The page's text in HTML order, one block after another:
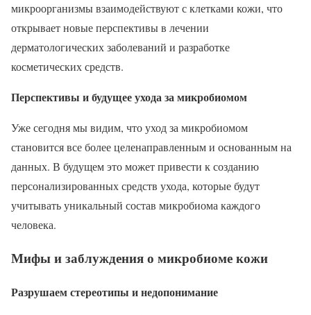
микроорганизмы взаимодействуют с клетками кожи, что
открывает новые перспективы в лечении
дерматологических заболеваний и разработке
косметических средств.
Перспективы и будущее ухода за микробиомом
Уже сегодня мы видим, что уход за микробиомом
становится все более целенаправленным и основанным на
данных. В будущем это может привести к созданию
персонализированных средств ухода, которые будут
учитывать уникальный состав микробиома каждого
человека.
Мифы и заблуждения о микробиоме кожи
Разрушаем стереотипы и недопонимание